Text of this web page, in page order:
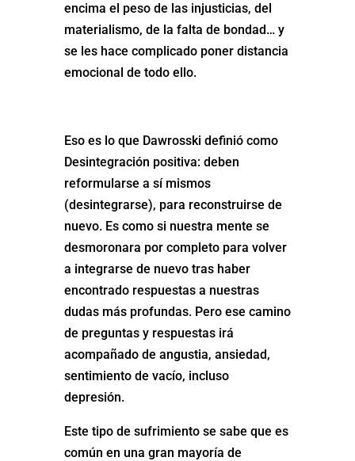
encima el peso de las injusticias, del
materialismo, de la falta de bondad… y
se les hace complicado poner distancia
emocional de todo ello.
Eso es lo que Dawrosski definió como
Desintegración positiva: deben
reformularse a sí mismos
(desintegrarse), para reconstruirse de
nuevo. Es como si nuestra mente se
desmoronara por completo para volver
a integrarse de nuevo tras haber
encontrado respuestas a nuestras
dudas más profundas. Pero ese camino
de preguntas y respuestas irá
acompañado de angustia, ansiedad,
sentimiento de vacío, incluso
depresión.
Este tipo de sufrimiento se sabe que es
común en una gran mayoría de